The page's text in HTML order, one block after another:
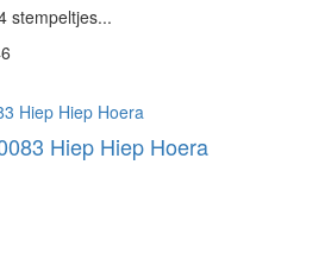
stempeltjes...
Hiep Hiep Hoera